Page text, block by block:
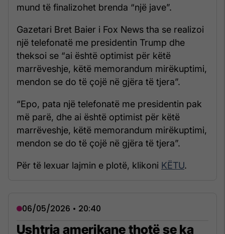
mund të finalizohet brenda “një jave”.
Gazetari Bret Baier i Fox News tha se realizoi
një telefonatë me presidentin Trump dhe
theksoi se “ai është optimist për këtë
marrëveshje, këtë memorandum mirëkuptimi,
mendon se do të çojë në gjëra të tjera”.
“Epo, pata një telefonatë me presidentin pak
më parë, dhe ai është optimist për këtë
marrëveshje, këtë memorandum mirëkuptimi,
mendon se do të çojë në gjëra të tjera”.
Për të lexuar lajmin e plotë, klikoni KËTU.
06/05/2026 • 20:40
Ushtria amerikane thotë se ka